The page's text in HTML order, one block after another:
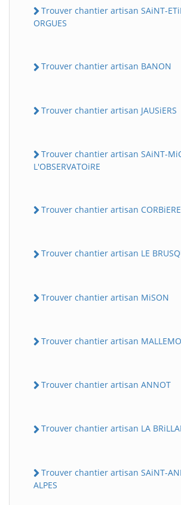
Trouver chantier artisan SAiNT-
ORGUES
Trouver chantier artisan BANON
Trouver chantier artisan JAUSiERS
Trouver chantier artisan SAiNT-
L'OBSERVATOiRE
Trouver chantier artisan
Trouver chantier artisan LE
Trouver chantier artisan MiSON
Trouver chantier artisan
Trouver chantier artisan ANNOT
Trouver chantier artisan LA
Trouver chantier artisan SAiNT-
ALPES